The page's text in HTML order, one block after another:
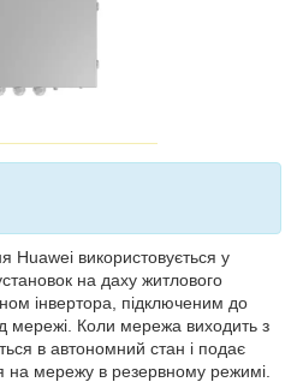
Huawei використовується у
на даху житлового
інвертора, підключеним до
мережі. Коли мережа виходить з
в автономний стан і подає
мережу в резервному режимі.